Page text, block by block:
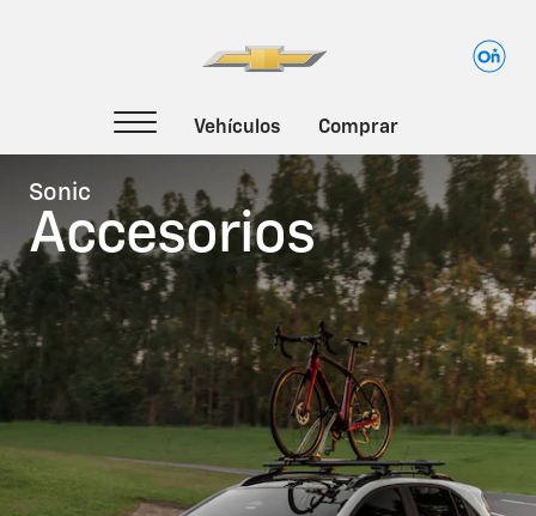
Sonic
Accesorios